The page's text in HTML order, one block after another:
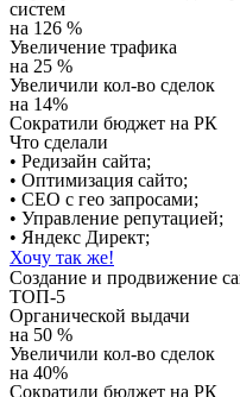
систем
на 126 %
Увеличение трафика
на 25 %
Увеличили кол-во сделок
на 14%
Сократили бюджет на РК
Что сделали
• Редизайн сайта;
• Оптимизация сайто;
• СЕО с гео запросами;
• Управление репутацией;
• Яндекс Директ;
Хочу так же!
Создание и продвижение
ТОП-5
Органической выдачи
на 50 %
Увеличили кол-во сделок
на 40%
Сократили бюджет на РК